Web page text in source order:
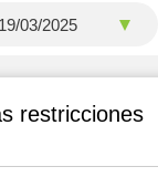
restricciones